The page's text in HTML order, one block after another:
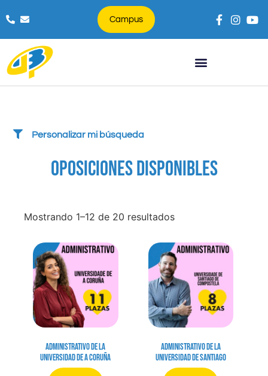
Campus
Personalizar mi búsqueda
OPOSICIONES DISPONIBLES
Mostrando 1–12 de 20 resultados
Administrativo de la
Universidad de A Coruña
Administrativo de la
Universidad de Santiago